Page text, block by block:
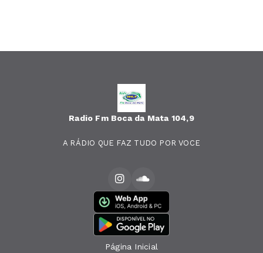
Radio Fm Boca da Mata 104,9
A RÁDIO QUE FAZ TUDO POR VOCE
Página Inicial